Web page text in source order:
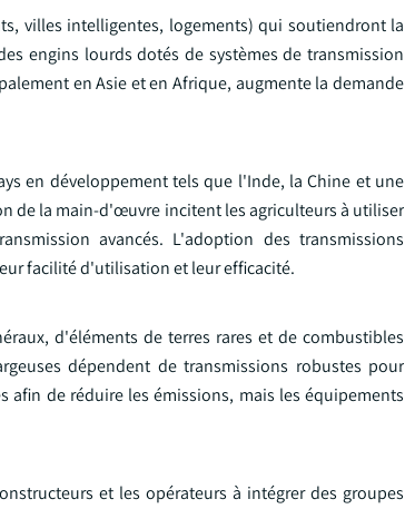
villes intelligentes, logements) qui soutiendront la
engins lourds dotés de systèmes de transmission
en Asie et en Afrique, augmente la demande
en développement tels que l'Inde, la Chine et une
de la main-d'œuvre incitent les agriculteurs à utiliser
avancés. L'adoption des transmissions
facilité d'utilisation et leur efficacité.
d'éléments de terres rares et de combustibles
dépendent de transmissions robustes pour
de réduire les émissions, mais les équipements
et les opérateurs à intégrer des groupes